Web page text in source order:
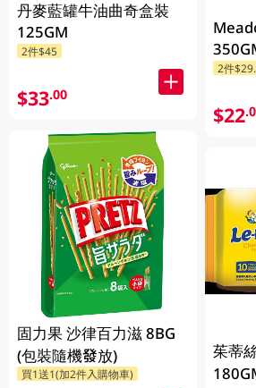
丹麥藍罐牛油曲奇盒裝
125GM
2件$45
$33.00
固力果 沙律百力滋 8BG
(包裝隨機發放)
買1送1(加2件入購物車)
2件
$22
茱蒂